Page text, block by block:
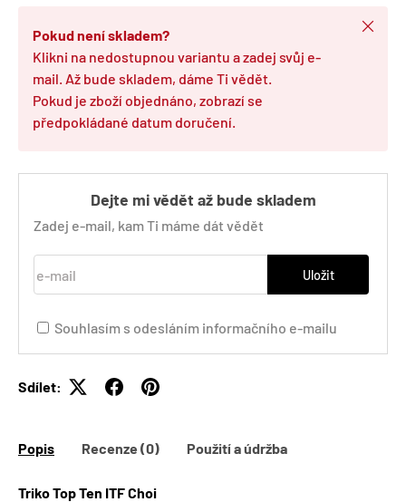
Pokud není skladem?
Klikni na nedostupnou variantu a zadej svůj e-
mail. Až bude skladem, dáme Ti vědět.
Pokud je zboží objednáno, zobrazí se
předpokládané datum doručení.
Zavřít
Dejte mi vědět až bude skladem
Zadej e-mail, kam Ti máme dát vědět
Uložit
Souhlasím s odesláním informačního e-mailu
Sdílet:
Popis Recenze (0) Použití a údržba
Triko Top Ten ITF Choi